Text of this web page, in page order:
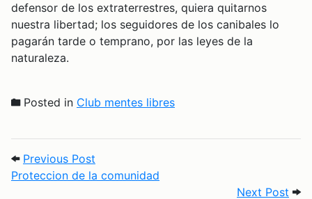
defensor de los extraterrestres, quiera quitarnos
nuestra libertad; los seguidores de los canibales lo
pagarán tarde o temprano, por las leyes de la
naturaleza.
Posted in Club mentes libres
Post navigation
Previous Post
Proteccion de la comunidad
Next Post